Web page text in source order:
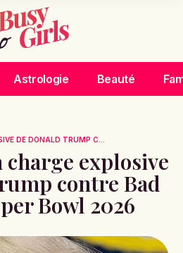
Astrologie Beauté
DE DONALD TRUMP C...
charge explosive
contre Bad
Bowl 2026